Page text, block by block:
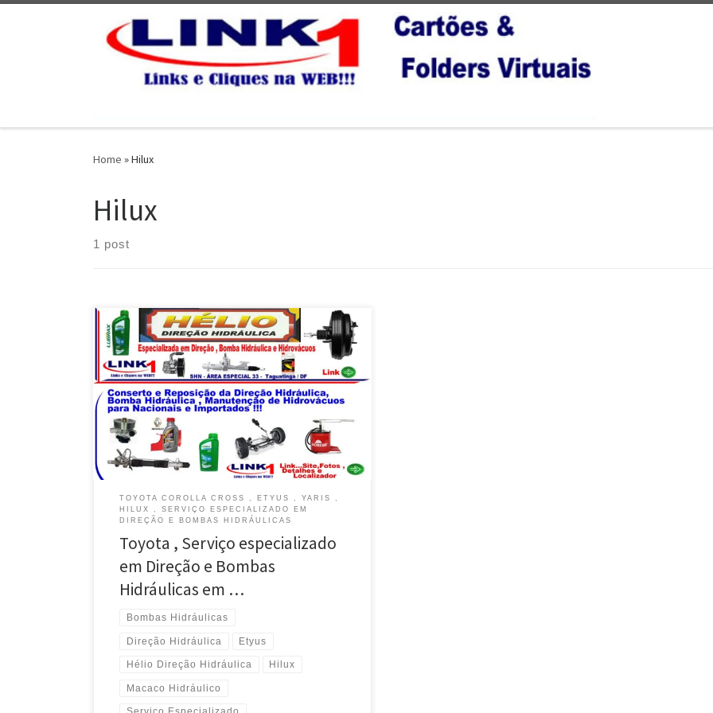
Home »Hilux
Hilux
1 post
Toyota Cross, Conserto da Direção e Bomba Hidráulica
e Troca de Fluídos – Taguatinga / Brasília/ DF Toyota
Etyus , Manutenção da Direção , Bomba Hidráulica e
Troca de Fluídos – Brasília/Taguatinga / DF Toyota
Hilux, Manutenção da Direção e Bomba Hidráulica com
Reposição de Peças – Taguatinga / DF […]
TOYOTA COROLLA CROSS , ETYUS , YARIS ,
HILUX , SERVIÇO ESPECIALIZADO EM
DIREÇÃO E BOMBAS HIDRÁULICAS
Toyota , Serviço especializado
em Direção e Bombas
Hidráulicas em …
Bombas Hidráulicas
Direção Hidráulica Etyus
Hélio Direção Hidráulica Hilux
Macaco Hidráulico